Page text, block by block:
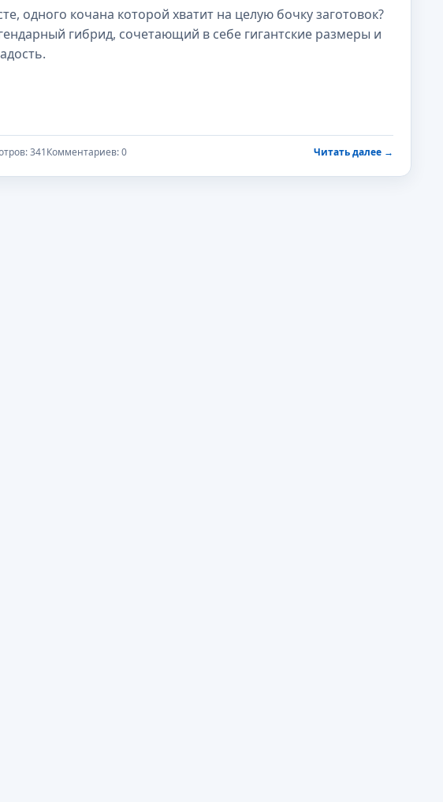
одного кочана которой хватит на целую бочку заготовок?
гибрид, сочетающий в себе гигантские размеры и
341Комментариев: 0 Читать далее →